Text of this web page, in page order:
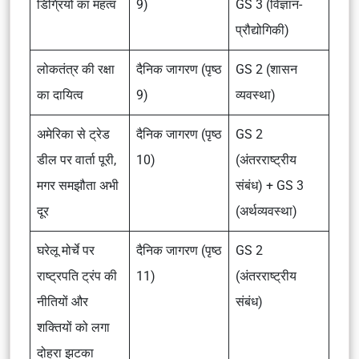
डिग्रियों का महत्व 9)
GS 3 (विज्ञान-
प्रौद्योगिकी)
लोकतंत्र की रक्षा
का दायित्व
दैनिक जागरण (पृष्ठ
9)
GS 2 (शासन
व्यवस्था)
अमेरिका से ट्रेड
डील पर वार्ता पूरी,
मगर समझौता अभी
दूर
दैनिक जागरण (पृष्ठ
10)
GS 2
(अंतरराष्ट्रीय
संबंध) + GS 3
(अर्थव्यवस्था)
घरेलू मोर्चे पर
राष्ट्रपति ट्रंप की
नीतियों और
शक्तियों को लगा
दोहरा झटका
दैनिक जागरण (पृष्ठ
11)
GS 2
(अंतरराष्ट्रीय
संबंध)